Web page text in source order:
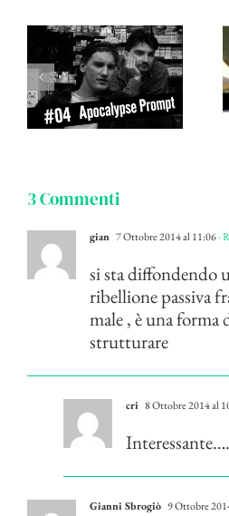
3 Commenti
gian 7 Ottobre 2014 al 11:06-
si sta diffondendo
ribellione passiva
male , è una forma
strutturare
cri 8 Ottobre 2014 al
Gianni Sbrogiò 9 Ottobre